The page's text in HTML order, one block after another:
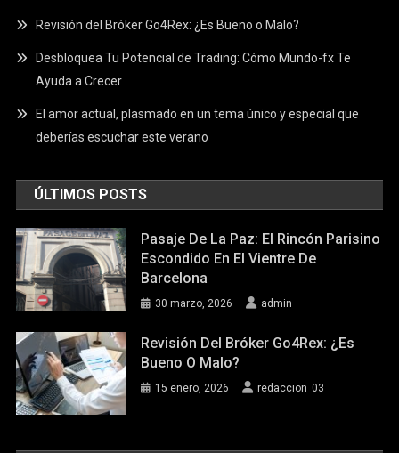
Revisión del Bróker Go4Rex: ¿Es Bueno o Malo?
Desbloquea Tu Potencial de Trading: Cómo Mundo-fx Te
Ayuda a Crecer
El amor actual, plasmado en un tema único y especial que
deberías escuchar este verano
ÚLTIMOS POSTS
Pasaje De La Paz: El Rincón Parisino
Escondido En El Vientre De
Barcelona
30 marzo, 2026 admin
Revisión Del Bróker Go4Rex: ¿Es
Bueno O Malo?
15 enero, 2026 redaccion_03